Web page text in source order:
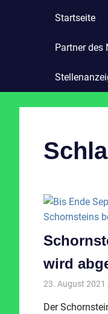
Startseite
Partner des
wird
23. August 2021
Der